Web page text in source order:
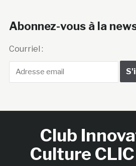
Abonnez-vous à la
Courriel :
Club
Culture